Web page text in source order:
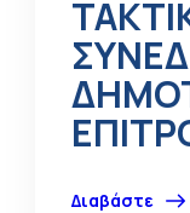
Διαβάστε